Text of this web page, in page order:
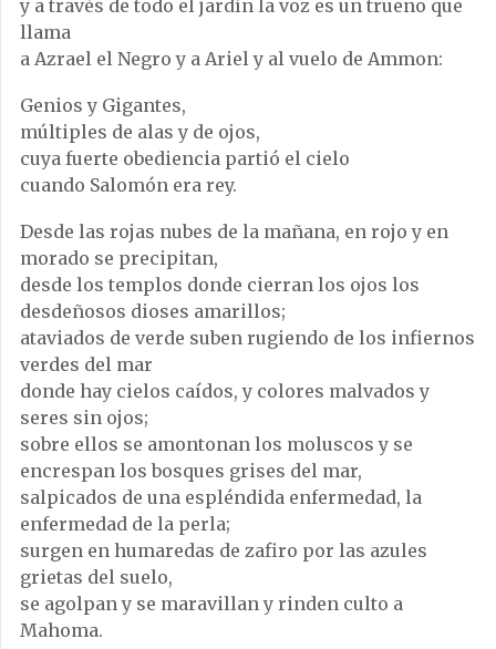
y a través de todo el jardín la voz es un trueno que
llama
a Azrael el Negro y a Ariel y al vuelo de Ammon:
Genios y Gigantes,
múltiples de alas y de ojos,
cuya fuerte obediencia partió el cielo
cuando Salomón era rey.
Desde las rojas nubes de la mañana, en rojo y en
morado se precipitan,
desde los templos donde cierran los ojos los
desdeñosos dioses amarillos;
ataviados de verde suben rugiendo de los infiernos
verdes del mar
donde hay cielos caídos, y colores malvados y
seres sin ojos;
sobre ellos se amontonan los moluscos y se
encrespan los bosques grises del mar,
salpicados de una espléndida enfermedad, la
enfermedad de la perla;
surgen en humaredas de zafiro por las azules
grietas del suelo,
se agolpan y se maravillan y rinden culto a
Mahoma.